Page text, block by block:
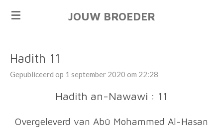
Ga
hoofdinhoud
JOUW BROEDER
Hadith 11
Gepubliceerd op 1 september 2020 om 22:28
Hadith an-Nawawi : 11
Overgeleverd van Abū Mohammed Al-Hasan